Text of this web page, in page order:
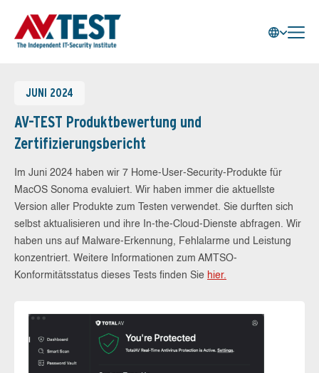
JUNI 2024
AV-TEST Produktbewertung und
Zertifizierungsbericht
Im Juni 2024 haben wir 7 Home-User-Security-Produkte für
MacOS Sonoma evaluiert. Wir haben immer die aktuellste
Version aller Produkte zum Testen verwendet. Sie durften sich
selbst aktualisieren und ihre In-the-Cloud-Dienste abfragen. Wir
haben uns auf Malware-Erkennung, Fehlalarme und Leistung
konzentriert. Weitere Informationen zum AMTSO-
Konformitätsstatus dieses Tests finden Sie hier.